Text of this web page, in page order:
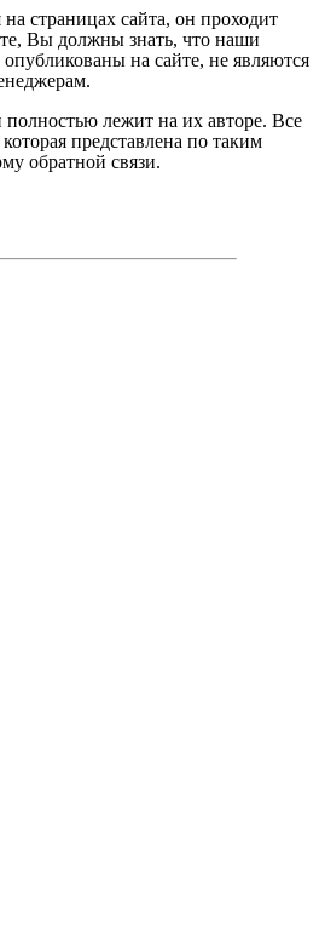
страницах сайта, он проходит
Вы должны знать, что наши
на сайте, не являются
полностью лежит на их авторе. Все
представлена по таким
обратной связи.